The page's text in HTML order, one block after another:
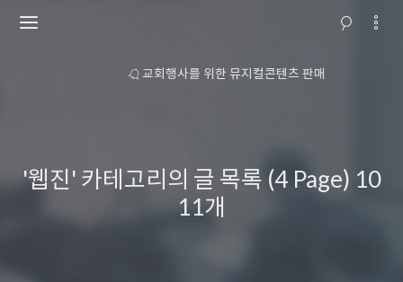
교회행사를 위한 뮤지컬콘텐츠 판매
'웹진' 카테고리의 글 목록 (4 Page) 10
11개